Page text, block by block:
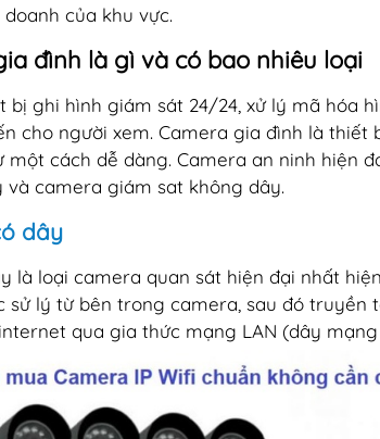
của khu vực.
đình là gì và có bao nhiêu loại
bị ghi hình giám sát 24/24, xử lý mã hóa
cho người xem. Camera gia đình là
một cách dễ dàng. Camera an ninh hiện
camera giám sat không dây.
dây
là loại camera quan sát hiện đại nhất
sử lý từ bên trong camera, sau đó truyền
qua gia thức mạng LAN (dây mạng